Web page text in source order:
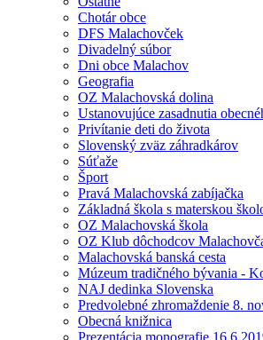
Chotár obce
DFS Malachovček
Divadelný súbor
Dni obce Malachov
Geografia
OZ Malachovská dolina
Ustanovujúce zasadnutia
Privítanie deti do života
Slovenský zväz záhradkárov
Súťaže
Šport
Pravá Malachovská zabíjačka
Základná škola s materskou
OZ Malachovská škola
OZ Klub dôchodcov
Malachovská banská cesta
Múzeum tradičného bývania -
NAJ dedinka Slovenska
Predvolebné zhromaždenie 8.
Obecná knižnica
Prezentácia monografie